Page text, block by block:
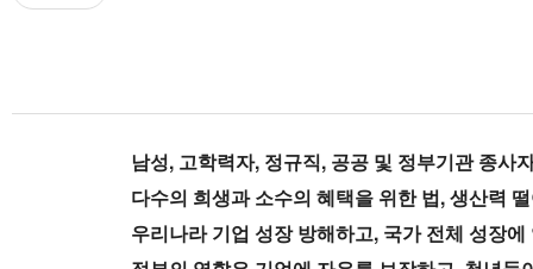
남성, 고학력자, 정규직, 공공 및 정부기관 종사
다수의 희생과 소수의 혜택을 위한 법, 생산력
우리나라 기업 성장 방해하고, 국가 전체 성장